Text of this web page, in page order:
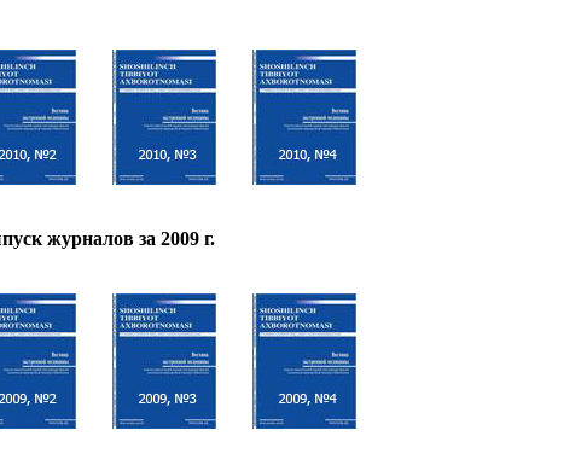
журналов за 2009 г.